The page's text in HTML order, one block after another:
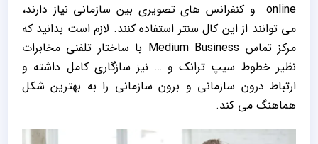
online و کنفرانس های تصویری بین سازمانی نیاز دارند،
می توانند از این کال سنتر استفاده کنند. لازم است بدانید که
مرکز تماس Medium Business با ساختار تلفنی مخابرات
نظیر خطوط سیپ ترانک و … نیز سازگاری کامل داشته و
ارتباط درون سازمانی و برون سازمانی را به بهترین شکل
هماهنگ می کند.